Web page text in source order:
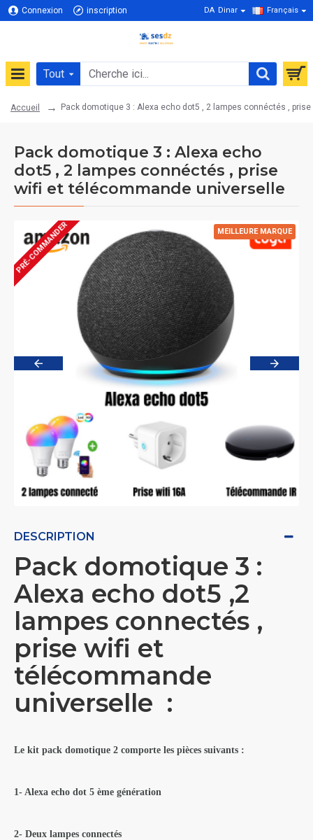
Connexion inscription DA Dinar Français
Tout
Accueil Pack domotique 3 : Alexa echo dot5 , 2 lampes connéctés ,
Pack domotique 3 : Alexa echo
dot5 , 2 lampes connéctés , prise
wifi et télécommande universelle
MEILLEURE MARQUE
PRÉ-COMMANDER
DESCRIPTION
Pack domotique 3 :
Alexa echo dot5 ,2
lampes connectés ,
prise wifi et
télécommande
universelle :
Le kit pack domotique 2 comporte les pièces suivants :
1- Alexa echo dot 5 ème génération
2- Deux lampes connectés